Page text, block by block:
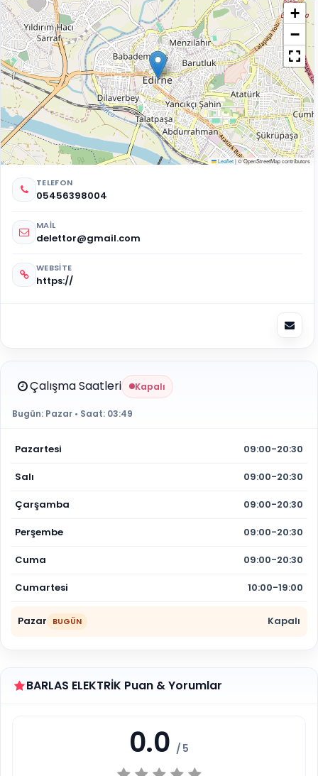
+
−
Leaflet|© OpenStreetMap contributors
TELEFON
05456398004
MAIL
delettor@gmail.com
WEBSITE
https://
Çalışma Saatleri Kapalı
Bugün: Pazar • Saat: 03:49
Pazartesi 09:00-20:30
Salı 09:00-20:30
Çarşamba 09:00-20:30
Perşembe 09:00-20:30
Cuma 09:00-20:30
Cumartesi 10:00-19:00
Pazar BUGÜN Kapalı
BARLAS ELEKTRİK Puan & Yorumlar
0.0 / 5